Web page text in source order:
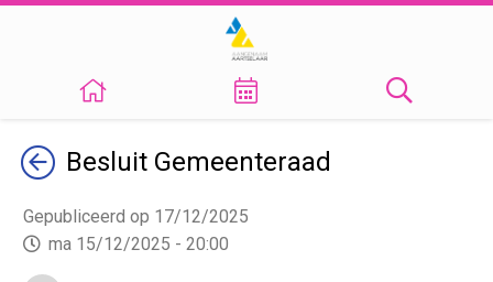
TerugBesluit Gemeenteraad
Gepubliceerd op 17/12/2025
ma 15/12/2025 - 20:00